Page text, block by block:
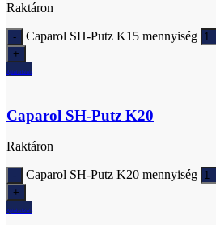
Raktáron
Caparol SH-Putz K15 mennyiség
Ajánlatkérés
Caparol SH-Putz K20
Raktáron
Caparol SH-Putz K20 mennyiség
Ajánlatkérés